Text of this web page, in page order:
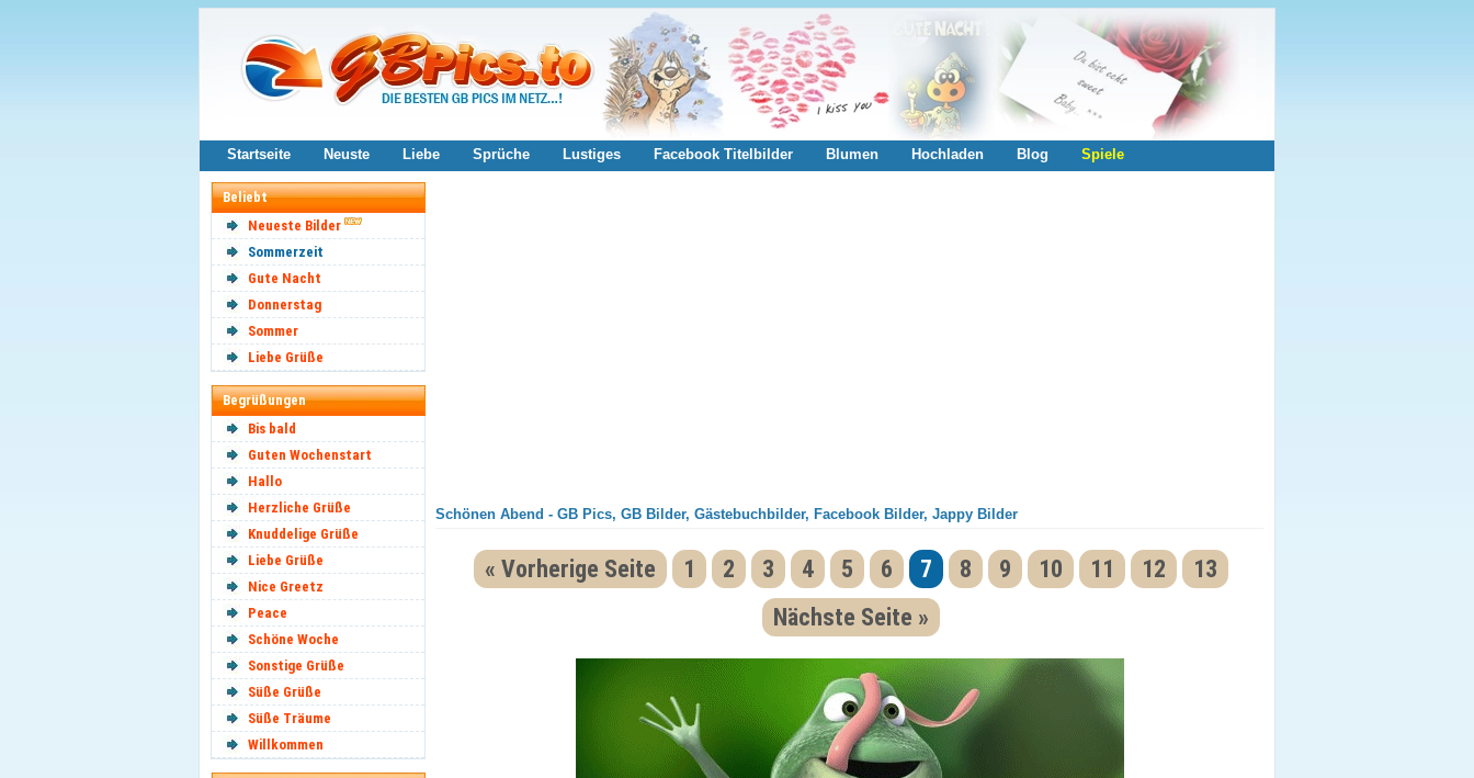
Startseite Neuste Liebe Sprüche Lustiges Facebook Titelbilder Blumen Hochladen Blog Spiele
Beliebt
Neueste Bilder
Sommerzeit
Gute Nacht
Donnerstag
Sommer
Liebe Grüße
Begrüßungen
Bis bald
Guten Wochenstart
Hallo
Herzliche Grüße
Knuddelige Grüße
Liebe Grüße
Nice Greetz
Peace
Schöne Woche
Sonstige Grüße
Süße Grüße
Süße Träume
Willkommen
Schönen Abend - GB Pics, GB Bilder, Gästebuchbilder, Facebook Bilder, Jappy Bilder
« Vorherige Seite 1 2 3 4 5 6 7 8 9 10 11 12
13
Nächste Seite »